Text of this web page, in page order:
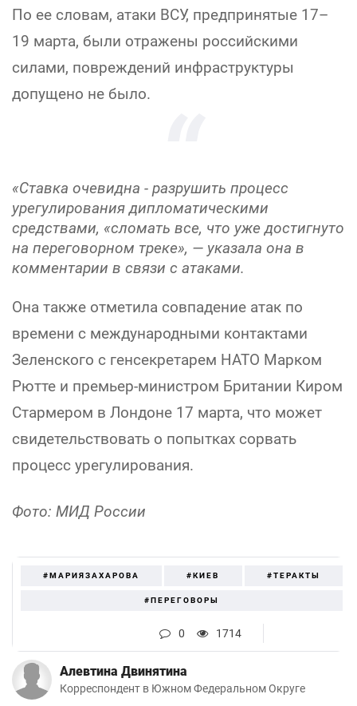
По ее словам, атаки ВСУ, предпринятые 17–
19 марта, были отражены российскими
силами, повреждений инфраструктуры
допущено не было.
«Ставка очевидна - разрушить процесс
урегулирования дипломатическими
средствами, «сломать все, что уже достигнуто
на переговорном треке», — указала она в
комментарии в связи с атаками.
Она также отметила совпадение атак по
времени с международными контактами
Зеленского с генсекретарем НАТО Марком
Рютте и премьер-министром Британии Киром
Стармером в Лондоне 17 марта, что может
свидетельствовать о попытках сорвать
процесс урегулирования.
Фото: МИД России
#МАРИЯЗАХАРОВА #КИЕВ #ТЕРАКТЫ
#ПЕРЕГОВОРЫ
0 1714
Алевтина Двинятина
Корреспондент в Южном Федеральном Округе